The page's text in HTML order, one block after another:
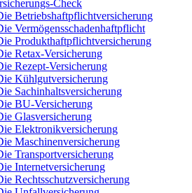
Check
Betriebshaftpflichtversicherung
Vermögensschadenhaftpflicht
Produkthaftpflichtversicherung
Retax-Versicherung
Rezept-Versicherung
Kühlgutversicherung
Sachinhaltsversicherung
BU-Versicherung
Glasversicherung
Elektronikversicherung
Maschinenversicherung
Transportversicherung
Internetversicherung
Rechtsschutzversicherung